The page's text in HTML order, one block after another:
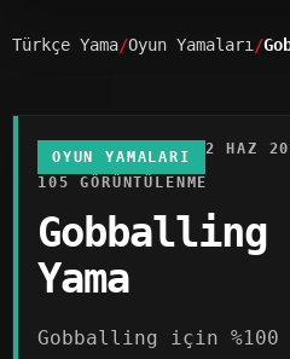
Türkçe Yama Oyun Yamaları
OYUN YAMALARI 2 HAZ
105 GÖRÜNTÜLENME
Gobballing
Yama
Gobballing için %100